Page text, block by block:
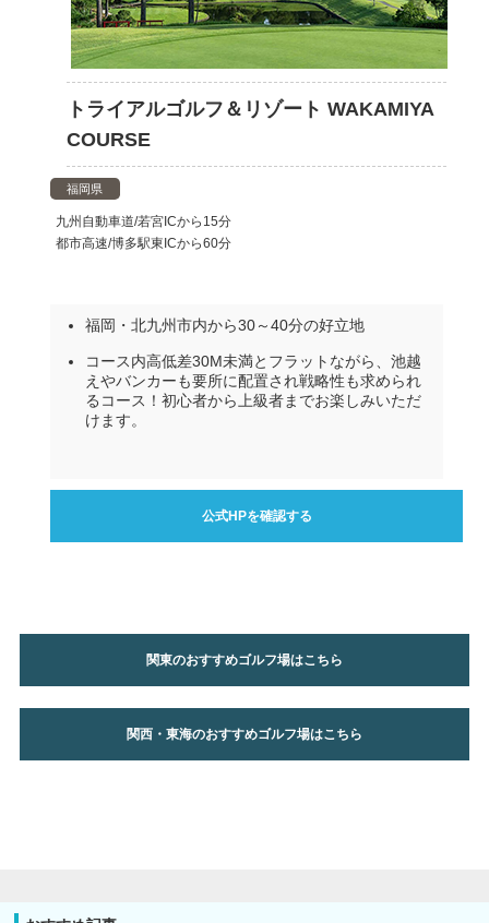
トライアルゴルフ＆リゾート WAKAMIYA
COURSE
福岡県
九州自動車道/若宮ICから15分
都市高速/博多駅東ICから60分
福岡・北九州市内から30～40分の好立地
コース内高低差30M未満とフラットながら、池越
えやバンカーも要所に配置され戦略性も求められ
るコース！初心者から上級者までお楽しみいただ
けます。
公式HPを確認する
関東のおすすめゴルフ場はこちら
関西・東海のおすすめゴルフ場はこちら